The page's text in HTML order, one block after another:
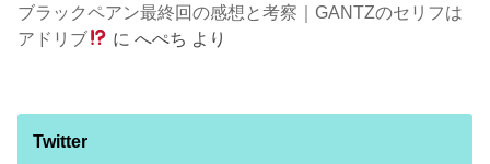
ブラックペアン最終回の感想と考察｜GANTZのセリフは
アドリブ
にへぺち より
Twitter